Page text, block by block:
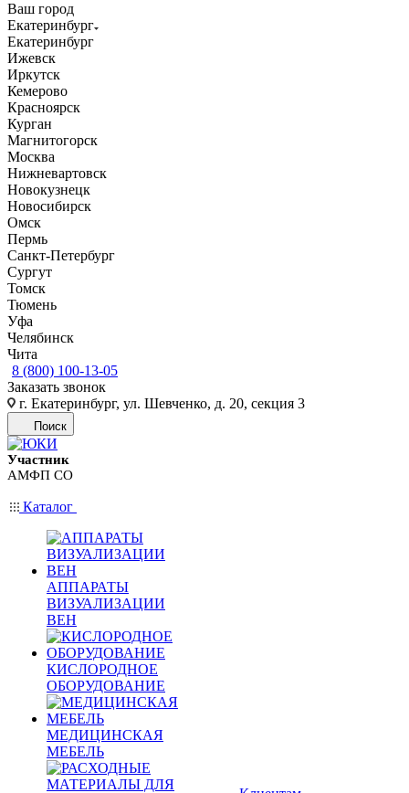
Ваш город
Екатеринбург
Екатеринбург
Ижевск
Иркутск
Кемерово
Красноярск
Курган
Магнитогорск
Москва
Нижневартовск
Новокузнецк
Новосибирск
Омск
Пермь
Санкт-Петербург
Сургут
Томск
Тюмень
Уфа
Челябинск
Чита
8 (800) 100-13-05
Заказать звонок
г. Екатеринбург, ул. Шевченко, д. 20, секция 3
Поиск
Участник
АМФП СО
Каталог
АППАРАТЫ
ВИЗУАЛИЗАЦИИ
ВЕН
КИСЛОРОДНОЕ
ОБОРУДОВАНИЕ
МЕДИЦИНСКАЯ
МЕБЕЛЬ